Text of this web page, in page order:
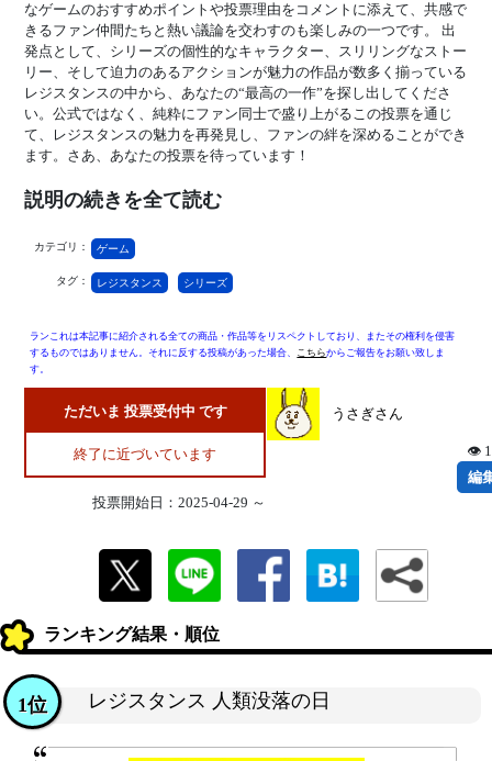
なゲームのおすすめポイントや投票理由をコメントに添えて、共感で
きるファン仲間たちと熱い議論を交わすのも楽しみの一つです。 出
発点として、シリーズの個性的なキャラクター、スリリングなストー
リー、そして迫力のあるアクションが魅力の作品が数多く揃っている
レジスタンスの中から、あなたの“最高の一作”を探し出してくださ
い。公式ではなく、純粋にファン同士で盛り上がるこの投票を通じ
て、レジスタンスの魅力を再発見し、ファンの絆を深めることができ
ます。さあ、あなたの投票を待っています！
説明の続きを全て読む
カテゴリ： ゲーム
タグ： レジスタンス シリーズ
ランこれは本記事に紹介される全ての商品・作品等をリスペクトしており、またその権利を侵害
するものではありません。それに反する投稿があった場合、 こちらからご報告をお願い致しま
す。
ただいま 投票受付中 です
終了に近づいています
投票開始日：2025-04-29 ～
うさぎさん
👁
編
ランキング結果・順位
レジスタンス 人類没落の日
1位